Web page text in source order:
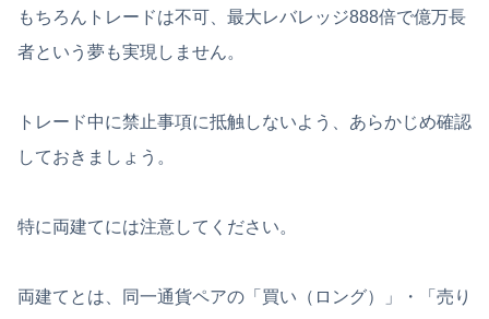
もちろんトレードは不可、最大レバレッジ888倍で億万長
者という夢も実現しません。
トレード中に禁止事項に抵触しないよう、あらかじめ確認
しておきましょう。
特に両建てには注意してください。
両建てとは、同一通貨ペアの「買い（ロング）」・「売り